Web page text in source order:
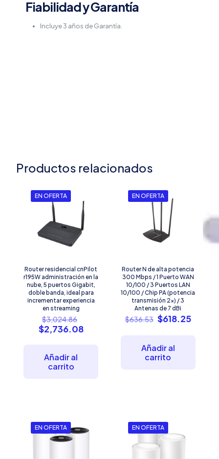
Fiabilidad y Garantía
Incluye 3 años de Garantía.
Productos relacionados
EN OFERTA
Router residencial cnPilot
r195W administración en la
nube, 5 puertos Gigabit,
doble banda, ideal para
incrementar experiencia
en streaming
$3,024.86
precio
original
$2,736.08El
Añadir al
carrito
EN OFERTA
Router N de alta potencia
300 Mbps / 1 Puerto WAN
10/100 / 3 Puertos LAN
10/100 / Chip PA (potencia
transmisión 2x) / 3
Antenas de 7 dBi
$636.53 El
precio
era:
$636.53.
$618.25El
Añadir al
carrito
EN OFERTA EN OFERTA